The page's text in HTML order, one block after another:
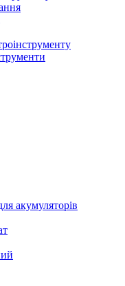
акумуляторів